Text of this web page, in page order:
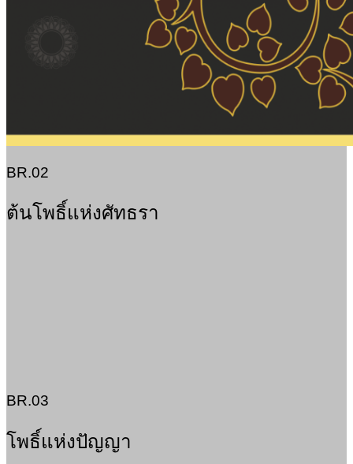
BR.02
ต้นโพธิ์แห่งศัทธรา
BR.03
โพธิ์แห่งปัญญา